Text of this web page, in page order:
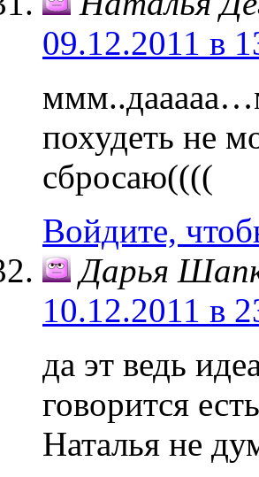
09.12.2011 в
похудеть не
сбросаю((((
Войдите,
Дарья
10.12.2011 в
да эт ведь
говорится
Наталья не